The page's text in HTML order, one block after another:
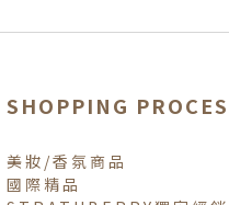
SHOPPING
美妝/香氛商品
國際精品